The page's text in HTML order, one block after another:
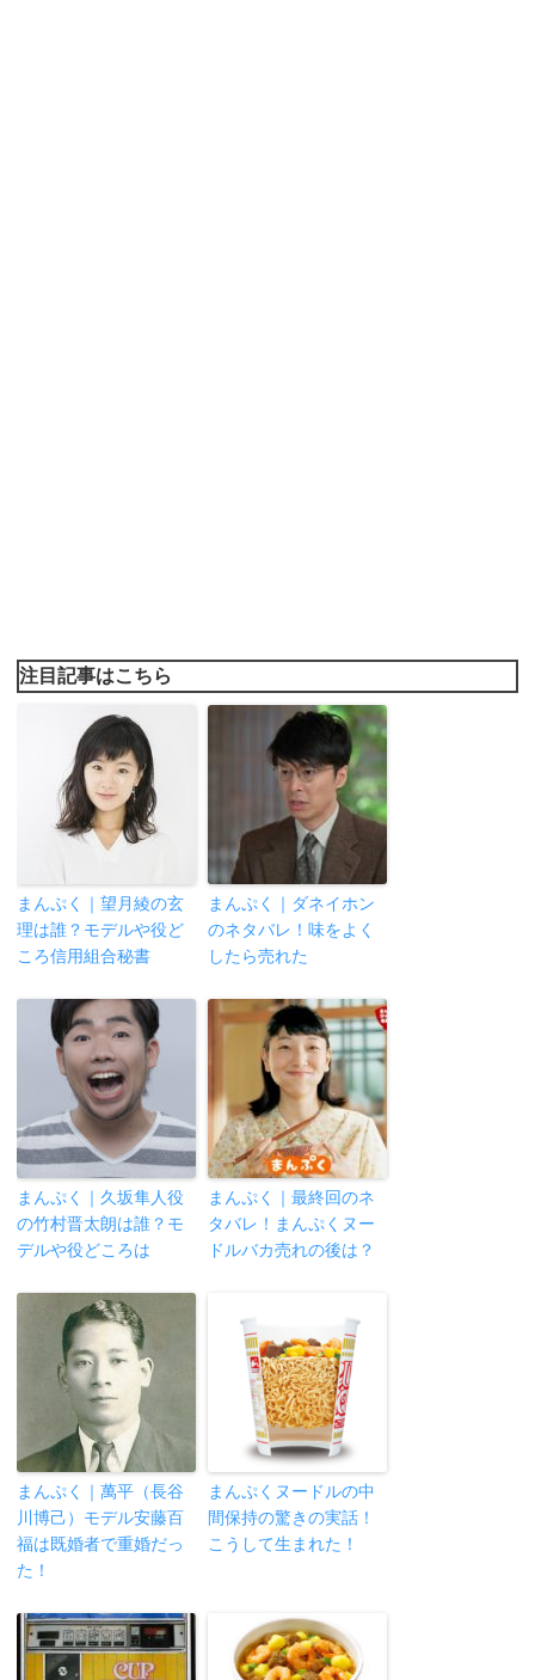
注目記事はこちら
まんぷく｜望月綾の玄
理は誰？モデルや役ど
ころ信用組合秘書
まんぷく｜ダネイホン
のネタバレ！味をよく
したら売れた
まんぷく｜久坂隼人役
の竹村晋太朗は誰？モ
デルや役どころは
まんぷく｜最終回のネ
タバレ！まんぷくヌー
ドルバカ売れの後は？
まんぷく｜萬平（長谷
川博己）モデル安藤百
福は既婚者で重婚だっ
た！
まんぷくヌードルの中
間保持の驚きの実話！
こうして生まれた！